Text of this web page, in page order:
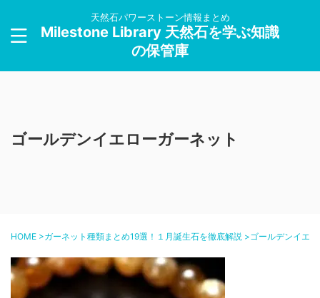
天然石パワーストーン情報まとめ
Milestone Library 天然石を学ぶ知識
の保管庫
ゴールデンイエローガーネット
HOME >ガーネット種類まとめ19選！１月誕生石を徹底解説 >ゴールデンイエ